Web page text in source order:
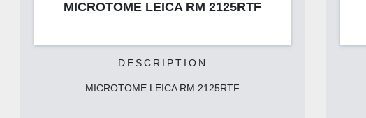
MICROTOME LEICA RM2235
DESCRIPTION
MICROTOME LEICA RM2235